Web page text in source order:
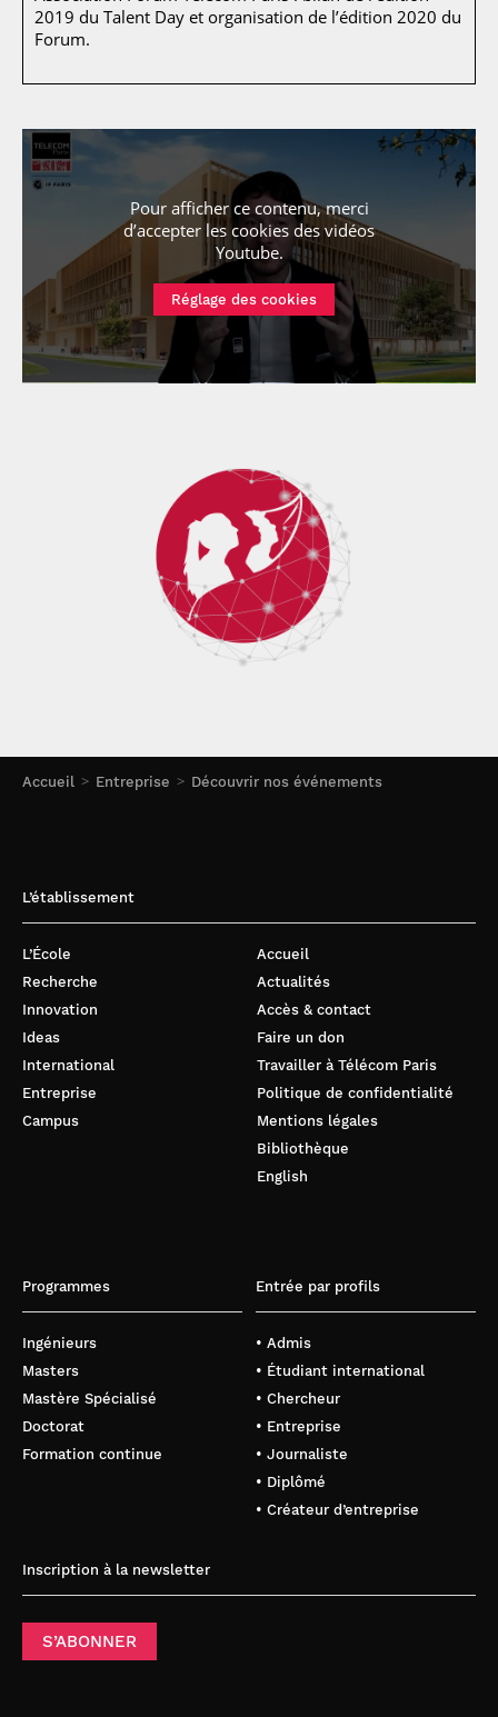
Accueil Entreprise Découvrir nos événements
2019 du Talent Day et organisation de l’édition 2020 du
Forum.
Pour afficher ce contenu, merci
d’accepter les cookies des vidéos
Youtube.
Réglage des cookies
L’établissement
L’École
Recherche
Innovation
Ideas
International
Entreprise
Campus
Accueil
Actualités
Accès & contact
Faire un don
Travailler à Télécom Paris
Politique de confidentialité
Mentions légales
Bibliothèque
English
Programmes
Ingénieurs
Masters
Mastère Spécialisé
Doctorat
Formation continue
Entrée par profils
• Admis
• Étudiant international
• Chercheur
• Entreprise
• Journaliste
• Diplômé
• Créateur d’entreprise
Inscription à la newsletter
S’ABONNER